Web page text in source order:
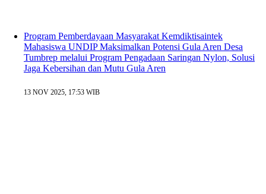
Program Pemberdayaan Masyarakat Kemdiktisaintek
Mahasiswa UNDIP Maksimalkan Potensi Gula Aren Desa
Tumbrep melalui Program Pengadaan Saringan Nylon, Solusi
Jaga Kebersihan dan Mutu Gula Aren
13 NOV 2025, 17:53 WIB